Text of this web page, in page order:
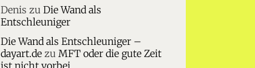
Denis zu Die Wand als
Entschleuniger
Die Wand als Entschleuniger –
dayart.dezu MFT oder die gute Zeit
ist nicht vorbei